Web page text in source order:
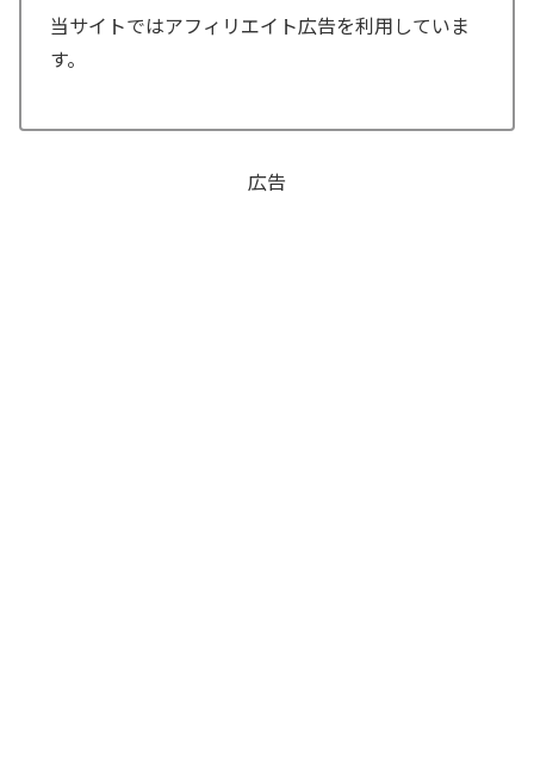
当サイトではアフィリエイト広告を利用していま
す。
広告